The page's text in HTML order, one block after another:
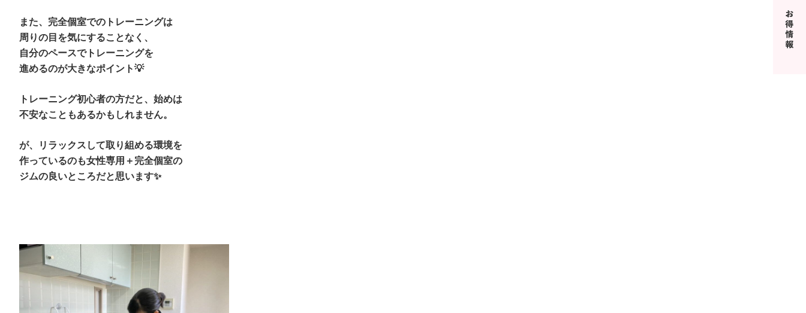
また、完全個室でのトレーニングは
周りの目を気にすることなく、
自分のペースでトレーニングを
進めるのが大きなポイント💡
トレーニング初心者の方だと、始めは
不安なこともあるかもしれません。
が、リラックスして取り組める環境を
作っているのも女性専用＋完全個室の
ジムの良いところだと思います✨